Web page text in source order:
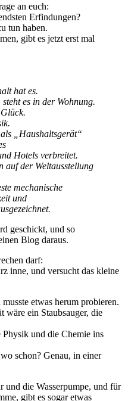
an euch:
Erfindungen?
tun haben.
gibt es jetzt erst mal
hat es.
es in der Wohnung.
„Haushaltsgerät“
Hotels verbreitet.
auf der Weltausstellung
mechanische
und
geschickt, und so
Blog daraus.
darf:
inne, und versucht das kleine
etwas herum probieren.
wäre ein Staubsauger, die
Physik und die Chemie ins
schon? Genau, in einer
und die Wasserpumpe, und für
gibt es sogar etwas